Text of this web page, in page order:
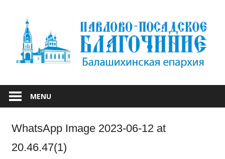
content
ПАВЛОВО-
ПОСАДСКОЕ
MENU
WhatsApp Image 2023-06-12 at
20.46.47(1)